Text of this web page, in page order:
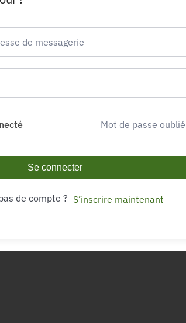
Mot de passe
Se connecter
de compte ? S’inscrire maintenant